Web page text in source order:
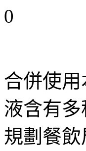
0
合併使
液含有
規劃餐